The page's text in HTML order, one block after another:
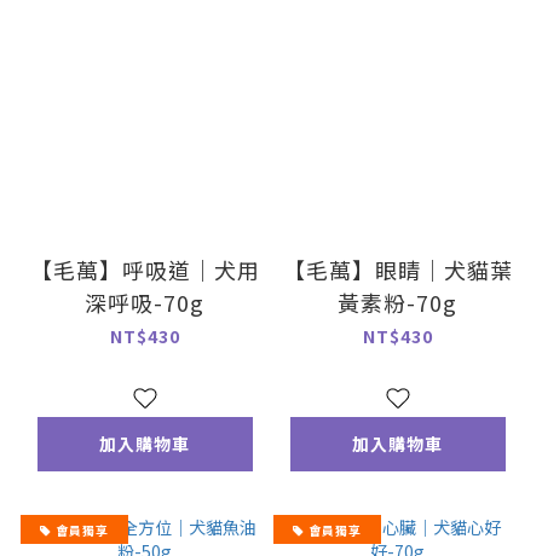
【毛萬】呼吸道｜犬用
深呼吸-70g
NT$430
加入購物車
【毛萬】眼睛｜犬貓葉
黃素粉-70g
NT$430
加入購物車
會員獨享 會員獨享